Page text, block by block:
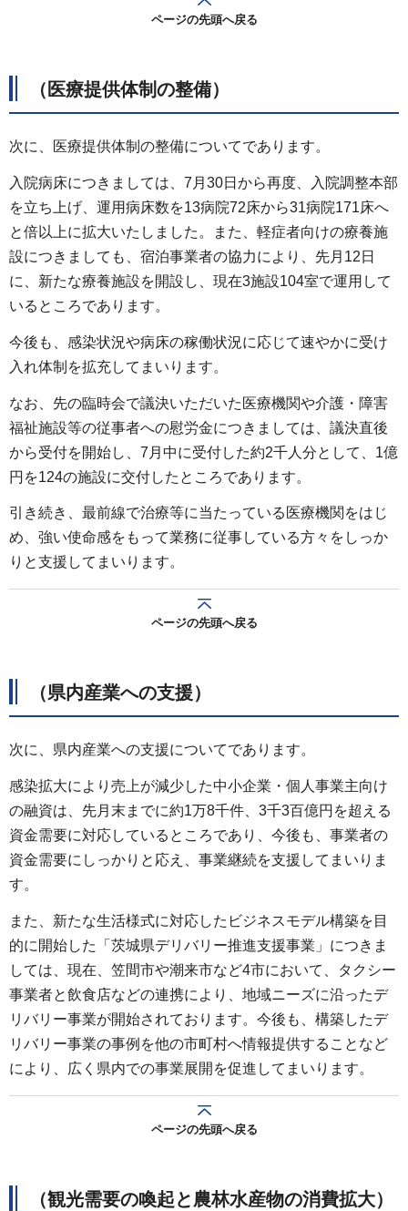
ページの先頭へ戻る
（医療提供体制の整備）
次に、医療提供体制の整備についてであります。
入院病床につきましては、7月30日から再度、入院調整本部
を立ち上げ、運用病床数を13病院72床から31病院171床へ
と倍以上に拡大いたしました。また、軽症者向けの療養施
設につきましても、宿泊事業者の協力により、先月12日
に、新たな療養施設を開設し、現在3施設104室で運用して
いるところであります。
今後も、感染状況や病床の稼働状況に応じて速やかに受け
入れ体制を拡充してまいります。
なお、先の臨時会で議決いただいた医療機関や介護・障害
福祉施設等の従事者への慰労金につきましては、議決直後
から受付を開始し、7月中に受付した約2千人分として、1億
円を124の施設に交付したところであります。
引き続き、最前線で治療等に当たっている医療機関をはじ
め、強い使命感をもって業務に従事している方々をしっか
りと支援してまいります。
ページの先頭へ戻る
（県内産業への支援）
次に、県内産業への支援についてであります。
感染拡大により売上が減少した中小企業・個人事業主向け
の融資は、先月末までに約1万8千件、3千3百億円を超える
資金需要に対応しているところであり、今後も、事業者の
資金需要にしっかりと応え、事業継続を支援してまいりま
す。
また、新たな生活様式に対応したビジネスモデル構築を目
的に開始した「茨城県デリバリー推進支援事業」につきま
しては、現在、笠間市や潮来市など4市において、タクシー
事業者と飲食店などの連携により、地域ニーズに沿ったデ
リバリー事業が開始されております。今後も、構築したデ
リバリー事業の事例を他の市町村へ情報提供することなど
により、広く県内での事業展開を促進してまいります。
ページの先頭へ戻る
（観光需要の喚起と農林水産物の消費拡大）